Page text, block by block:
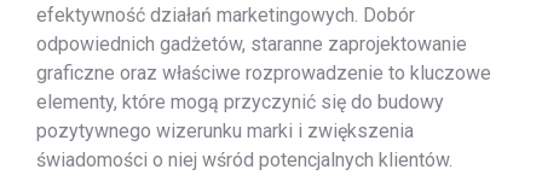
efektywność działań marketingowych. Dobór
odpowiednich gadżetów, staranne zaprojektowanie
graficzne oraz właściwe rozprowadzenie to kluczowe
elementy, które mogą przyczynić się do budowy
pozytywnego wizerunku marki i zwiększenia
świadomości o niej wśród potencjalnych klientów.